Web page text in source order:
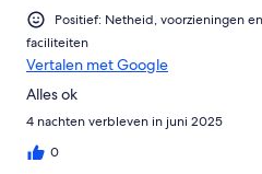
Positief: Netheid, voorzieningen
faciliteiten
Vertalen met Google
Alles ok
4 nachten verbleven in juni 2025
0